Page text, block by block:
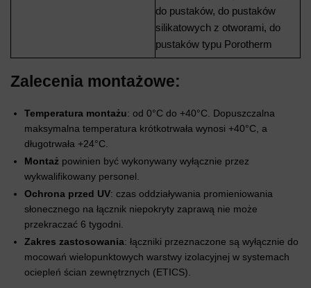
do pustaków, do pustaków
silikatowych z otworami, do
pustaków typu Porotherm
Zalecenia montażowe:
Temperatura montażu: od 0°C do +40°C. Dopuszczalna
maksymalna temperatura krótkotrwała wynosi +40°C, a
długotrwała +24°C.
Montaż powinien być wykonywany wyłącznie przez
wykwalifikowany personel.
Ochrona przed UV: czas oddziaływania promieniowania
słonecznego na łącznik niepokryty zaprawą nie może
przekraczać 6 tygodni.
Zakres zastosowania: łączniki przeznaczone są wyłącznie do
mocowań wielopunktowych warstwy izolacyjnej w systemach
ociepleń ścian zewnętrznych (ETICS).